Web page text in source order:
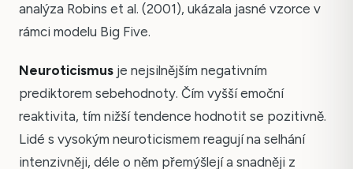
analýza Robins et al. (2001), ukázala jasné vzorce v
rámci modelu Big Five.
Neuroticismus je nejsilnějším negativním
prediktorem sebehodnoty. Čím vyšší emoční
reaktivita, tím nižší tendence hodnotit se pozitivně.
Lidé s vysokým neuroticismem reagují na selhání
intenzivněji, déle o něm přemýšlejí a snadněji z